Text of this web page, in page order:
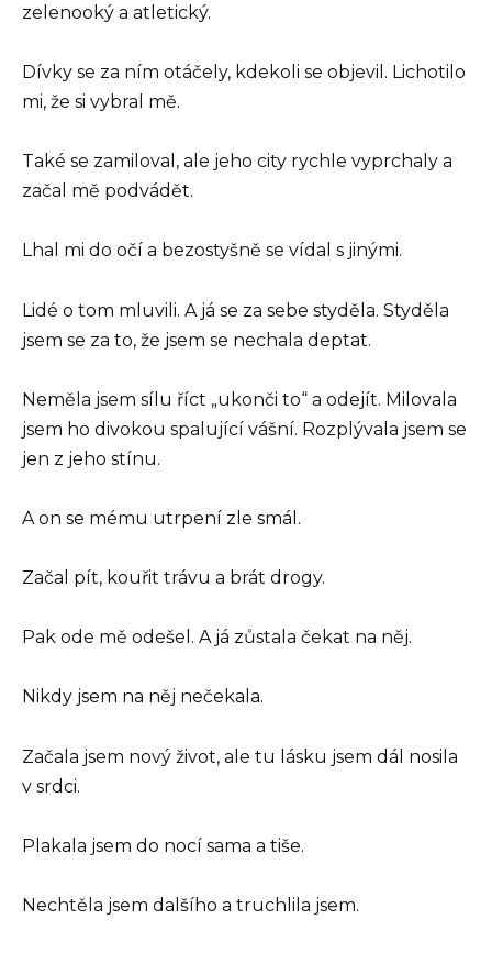
zelenooký a atletický.
Dívky se za ním otáčely, kdekoli se objevil. Lichotilo
mi, že si vybral mě.
Také se zamiloval, ale jeho city rychle vyprchaly a
začal mě podvádět.
Lhal mi do očí a bezostyšně se vídal s jinými.
Lidé o tom mluvili. A já se za sebe styděla. Styděla
jsem se za to, že jsem se nechala deptat.
Neměla jsem sílu říct „ukonči to“ a odejít. Milovala
jsem ho divokou spalující vášní. Rozplývala jsem se
jen z jeho stínu.
A on se mému utrpení zle smál.
Začal pít, kouřit trávu a brát drogy.
Pak ode mě odešel. A já zůstala čekat na něj.
Nikdy jsem na něj nečekala.
Začala jsem nový život, ale tu lásku jsem dál nosila
v srdci.
Plakala jsem do nocí sama a tiše.
Nechtěla jsem dalšího a truchlila jsem.